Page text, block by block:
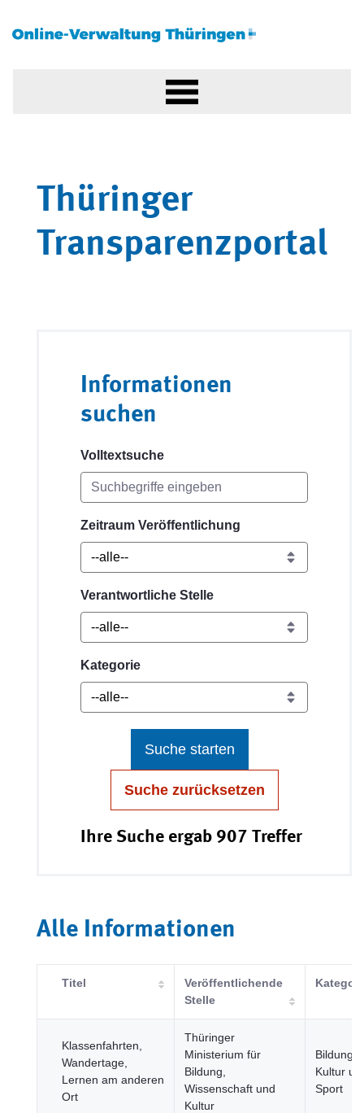
Thüringer
Transparenzportal
Informationen
suchen
Volltextsuche
Zeitraum Veröffentlichung
Verantwortliche Stelle
Kategorie
Suche starten
Suche zurücksetzen
Ihre Suche ergab 907 Treffer
Alle Informationen
Titel
Veröffentlichende
Stelle
Klassenfahrten,
Wandertage,
Lernen am anderen
Ort
Thüringer
Ministerium für
Bildung,
Wissenschaft und
Kultur
Bildung,
Kultur
Sport